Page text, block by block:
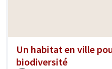
Un habitat en ville
biodiversité